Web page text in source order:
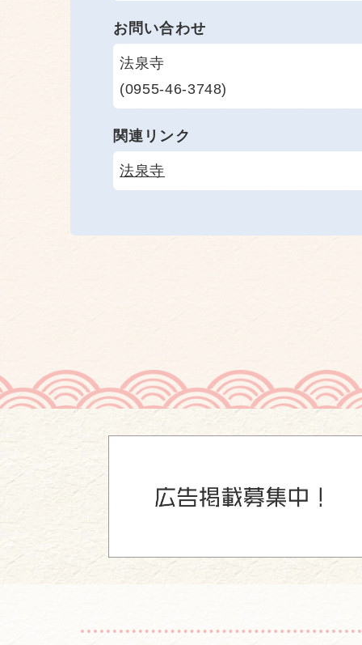
お問い合わせ
法泉寺
(0955-46-3748)
関連リンク
法泉寺